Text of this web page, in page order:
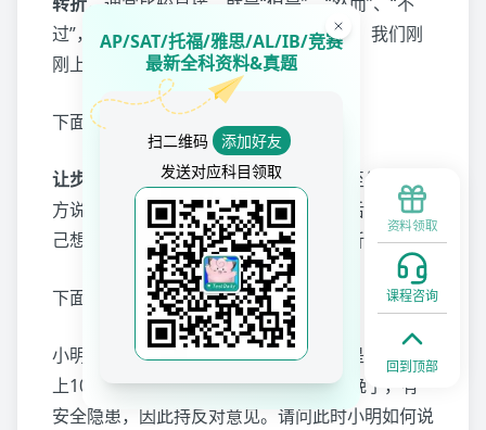
过”，会相对直接的否定前文，削弱前文。我们刚
刚上面讲的例子，都属于转折。
下面我们说说让步。
让步
，可以简单理解为，先退一步，甚至先承认对
方说的有道理，先让对方放松警惕，然后再抛出自
己想说的。是一种更客气、更温和的转折。
下面，我们来进行一个EQ测试，请听题：
小明同学想跟朋友去鸟巢看演唱会，但是演唱会晚
上10点多才结束，小明妈妈觉得时间太晚了，有
安全隐患，因此持反对意见。请问此时小明如何说
资料领取
课程咨询
回到顶部
AP/SAT/托福/雅思/AL/IB/竞赛
最新全科资料&真题
扫二维码
添加好友
发送对应科目领取